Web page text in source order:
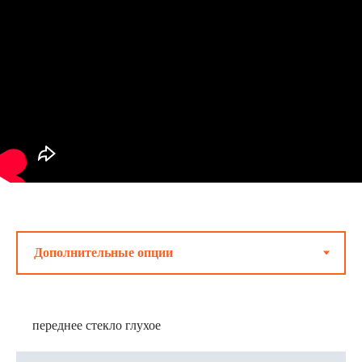
переднее стекло глухое